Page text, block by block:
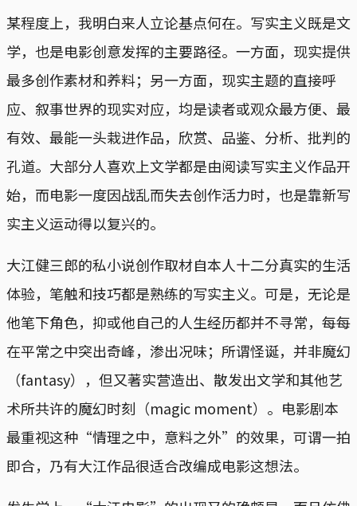
某程度上，我明白来人立论基点何在。写实主义既是文
学，也是电影创意发挥的主要路径。一方面，现实提供
最多创作素材和养料；另一方面，现实主题的直接呼
应、叙事世界的现实对应，均是读者或观众最方便、最
有效、最能一头栽进作品，欣赏、品鉴、分析、批判的
孔道。大部分人喜欢上文学都是由阅读写实主义作品开
始，而电影一度因战乱而失去创作活力时，也是靠新写
实主义运动得以复兴的。
大江健三郎的私小说创作取材自本人十二分真实的生活
体验，笔触和技巧都是熟练的写实主义。可是，无论是
他笔下角色，抑或他自己的人生经历都并不寻常，每每
在平常之中突出奇峰，渗出况味；所谓怪诞，并非魔幻
（fantasy），但又著实营造出、散发出文学和其他艺
术所共许的魔幻时刻（magic moment）。电影剧本
最重视这种“情理之中，意料之外”的效果，可谓一拍
即合，乃有大江作品很适合改编成电影这想法。